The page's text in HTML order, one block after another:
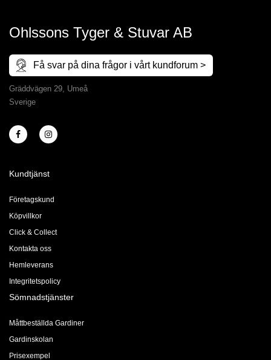
Ohlssons Tyger & Stuvar AB
Få svar på dina frågor i vårt kundforum >
Gräddvägen 29, Umeå
Sverige
Kundtjänst
Företagskund
Köpvillkor
Click & Collect
Kontakta oss
Hemleverans
Integritetspolicy
Sömnadstjänster
Måttbeställda Gardiner
Gardinskolan
Prisexempel